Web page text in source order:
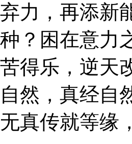
弃力，再添新
种？困在意力
苦得乐，逆天
自然，真经自
无真传就等缘